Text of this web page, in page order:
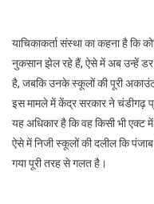
याचिकाकर्ता संस्था का कहना है कि
नुकसान झेल रहे हैं, ऐसे में अब उन्हें डर
है, जबकि उनके स्कूलों की पूरी
इस मामले में केंद्र सरकार ने चंडीगढ़
यह अधिकार है कि वह किसी भी
ऐसे में निजी स्कूलों की दलील कि
गया पूरी तरह से गलत है।